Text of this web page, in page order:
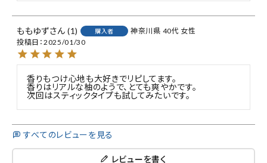
ももゆず 1 購入者 神奈川県 40代 女性
投稿日 2025/01/30
香りもつけ心地も大好きでリピしてます。
香りはリアルな柚のようで、とても爽やかです。
次回はスティックタイプも試してみたいです。
すべてのレビューを見る
レビューを書く